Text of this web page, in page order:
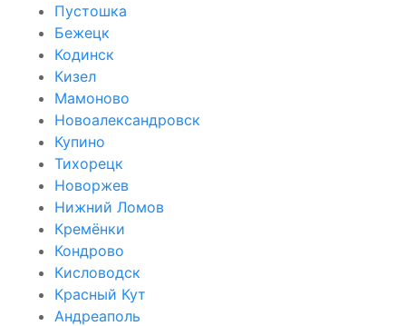
Пустошка
Бежецк
Кодинск
Кизел
Мамоново
Новоалександровск
Купино
Тихорецк
Новоржев
Нижний Ломов
Кремёнки
Кондрово
Кисловодск
Красный Кут
Андреаполь